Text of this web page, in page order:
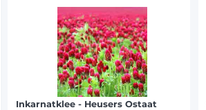
Inkarnatklee - Heusers Ostaat